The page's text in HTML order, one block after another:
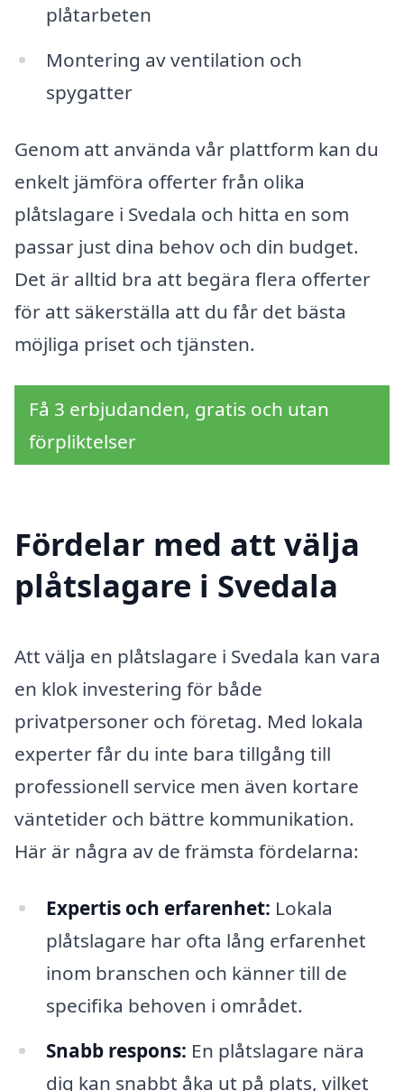
plåtarbeten
Montering av ventilation och
spygatter
Genom att använda vår plattform kan du
enkelt jämföra offerter från olika
plåtslagare i Svedala och hitta en som
passar just dina behov och din budget.
Det är alltid bra att begära flera offerter
för att säkerställa att du får det bästa
möjliga priset och tjänsten.
Få 3 erbjudanden, gratis och utan
förpliktelser
Fördelar med att välja
plåtslagare i Svedala
Att välja en plåtslagare i Svedala kan vara
en klok investering för både
privatpersoner och företag. Med lokala
experter får du inte bara tillgång till
professionell service men även kortare
väntetider och bättre kommunikation.
Här är några av de främsta fördelarna:
Expertis och erfarenhet: Lokala
plåtslagare har ofta lång erfarenhet
inom branschen och känner till de
specifika behoven i området.
Snabb respons: En plåtslagare nära
dig kan snabbt åka ut på plats, vilket